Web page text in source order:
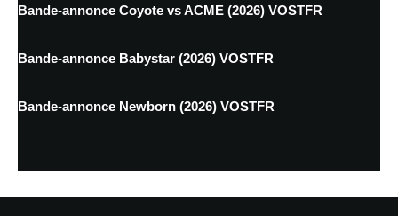
Bande-annonce Coyote vs ACME (2026) VOSTFR
Bande-annonce Babystar (2026) VOSTFR
Bande-annonce Newborn (2026) VOSTFR